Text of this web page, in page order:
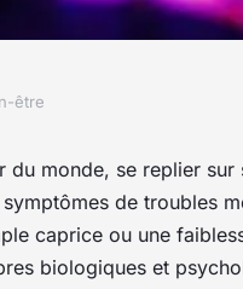
les
être !
être
du monde, se replier
de troubles
caprice ou une
biologiques et